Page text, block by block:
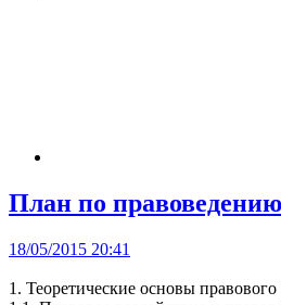
План по правоведению
18/05/2015 20:41
1. Теоретические основы